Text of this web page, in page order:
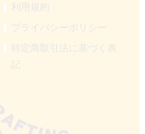
利用規約
プライバシーポリシー
特定商取引法に基づく表
記